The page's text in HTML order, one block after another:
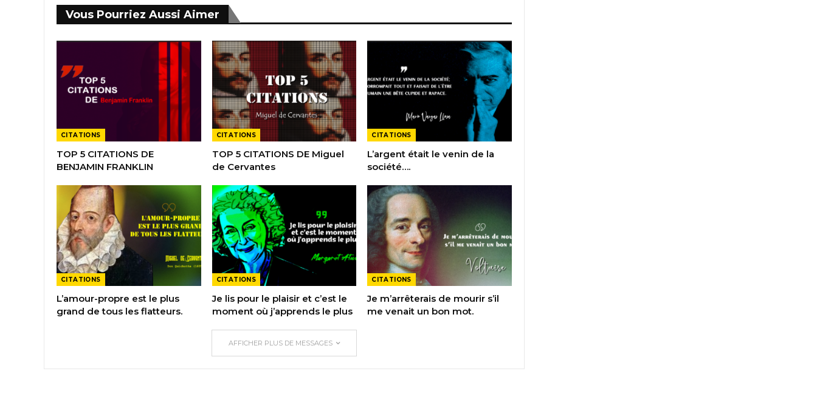
Vous Pourriez Aussi Aimer
CITATIONS
TOP 5 CITATIONS DE
BENJAMIN FRANKLIN
CITATIONS
TOP 5 CITATIONS DE Miguel
de Cervantes
CITATIONS
L’argent était le venin de la
société….
CITATIONS
L’amour-propre est le plus
grand de tous les flatteurs.
CITATIONS
Je lis pour le plaisir et c’est le
moment où j’apprends le plus
CITATIONS
Je m’arrêterais de mourir s’il
me venait un bon mot.
AFFICHER PLUS DE MESSAGES